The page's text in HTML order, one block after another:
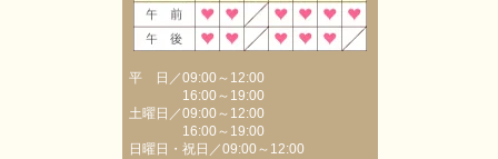
平 日／09:00～12:00
16:00～19:00
土曜日／09:00～12:00
16:00～19:00
日曜日・祝日／09:00～12:00